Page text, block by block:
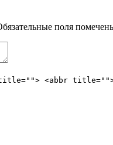
поля
<abbr title="">